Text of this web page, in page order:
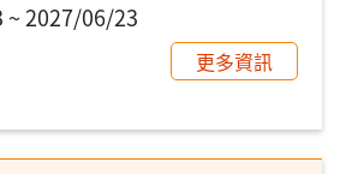
2027/06/23
更多資訊